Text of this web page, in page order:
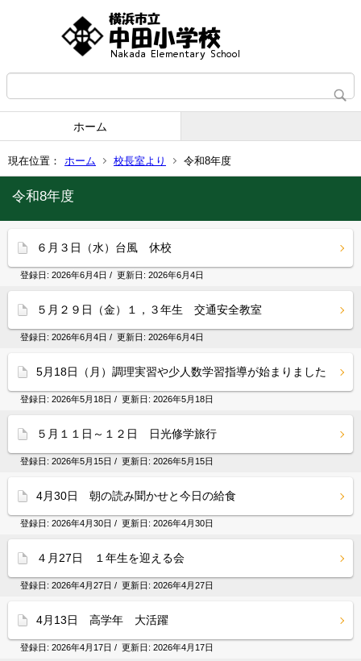
ホーム
現在位置： ホーム 校長室より 令和8年度
令和8年度
６月３日（水）台風 休校
登録日: 2026年6月4日 / 更新日: 2026年6月4日
５月２９日（金）１，３年生 交通安全教室
登録日: 2026年6月4日 / 更新日: 2026年6月4日
5月18日（月）調理実習や少人数学習指導が始まりました
登録日: 2026年5月18日 / 更新日: 2026年5月18日
５月１１日～１２日 日光修学旅行
登録日: 2026年5月15日 / 更新日: 2026年5月15日
4月30日 朝の読み聞かせと今日の給食
登録日: 2026年4月30日 / 更新日: 2026年4月30日
４月27日 １年生を迎える会
登録日: 2026年4月27日 / 更新日: 2026年4月27日
4月13日 高学年 大活躍
登録日: 2026年4月17日 / 更新日: 2026年4月17日